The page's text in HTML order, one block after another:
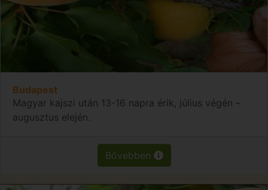
Budapest
Magyar kajszi után 13-16 napra érik, július végén –
augusztus elején.
Bővebben